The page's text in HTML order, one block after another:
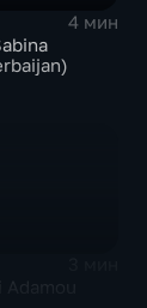
4 мин